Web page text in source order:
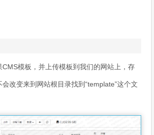
CMS模板，并上传模板到我们的网站上，存
会改变来到网站根目录找到“template”这个文